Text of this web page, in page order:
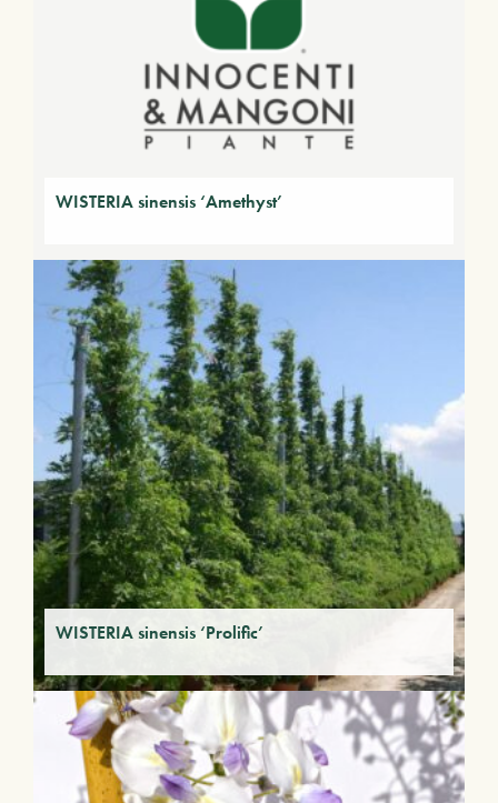
WISTERIA sinensis ‘Amethyst’
WISTERIA sinensis ‘Prolific’